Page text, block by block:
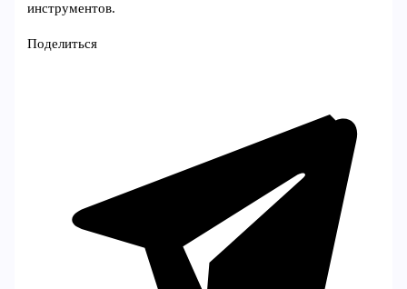
инструментов.
Поделиться